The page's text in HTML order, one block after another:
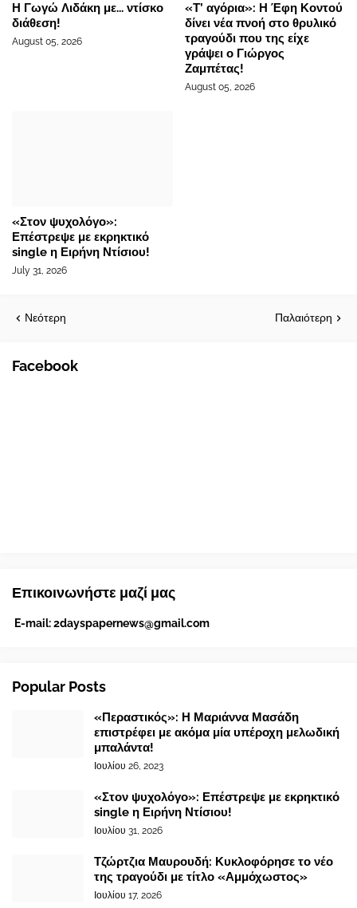
Η Γωγώ Λιδάκη με... ντίσκο
διάθεση!
August 05, 2026
«Τ’ αγόρια»: Η Έφη Κοντού
δίνει νέα πνοή στο θρυλικό
τραγούδι που της είχε
γράψει ο Γιώργος
Ζαμπέτας!
August 05, 2026
«Στον ψυχολόγο»:
Επέστρεψε με εκρηκτικό
single η Ειρήνη Ντίσιου!
July 31, 2026
Νεότερη Παλαιότερη
Facebook
Επικοινωνήστε μαζί μας
E-mail:2dayspapernews@gmail.com
Popular Posts
«Περαστικός»: Η Μαριάννα Μασάδη
επιστρέφει με ακόμα μία υπέροχη μελωδική
μπαλάντα!
Ιουλίου 26, 2023
«Στον ψυχολόγο»: Επέστρεψε με εκρηκτικό
single η Ειρήνη Ντίσιου!
Ιουλίου 31, 2026
Τζώρτζια Μαυρουδή: Κυκλοφόρησε το νέο
της τραγούδι με τίτλο «Αμμόχωστος»
Ιουλίου 17, 2026